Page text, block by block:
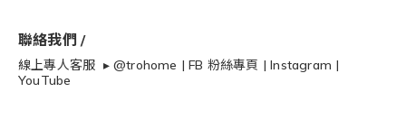
聯絡我們 /
線上專人客服 ▸ @trohome | FB 粉絲專頁 | Instagram |
YouTube